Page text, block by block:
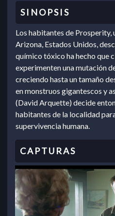
Los habitantes de Prosperity,
Arizona, Estados Unidos,
químico tóxico ha hecho que
experimenten una mutación
creciendo hasta un tamaño
en monstruos gigantescos y
(David Arquette) decide
habitantes de la localidad
supervivencia humana.